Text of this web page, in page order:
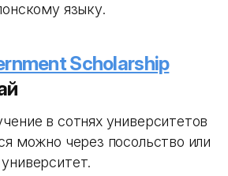
языку.
Scholarship
в сотнях университетов
можно через посольство или